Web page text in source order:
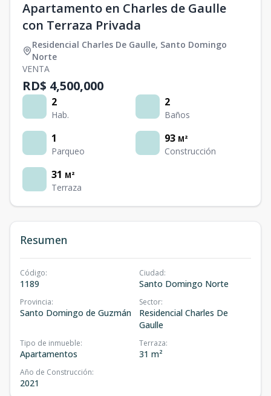
Apartamento en Charles de Gaulle
con Terraza Privada
Residencial Charles De Gaulle, Santo Domingo
Norte
VENTA
RD$ 4,500,000
2
Hab.
2
Baños
1
Parqueo
93 M²
Construcción
31 M²
Terraza
Resumen
Código:
1189
Ciudad:
Santo Domingo Norte
Provincia:
Santo Domingo de Guzmán
Sector:
Residencial Charles De
Gaulle
Tipo de inmueble:
Apartamentos
Terraza:
31 m²
Año de Construcción:
2021